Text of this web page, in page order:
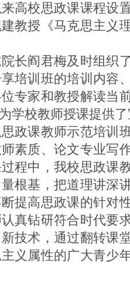
高校思政课课程设
教授《马克思主义
阎君梅及时组织
培训班的培训内容
专家和教授解读当
学校教师授课提供了
课教师示范培训
素质、论文专业写
程中，我校思政课
根基，把道理讲深
提高思政课的针对
真钻研符合时代要
技术，通过翻转课
义属性的广大青少